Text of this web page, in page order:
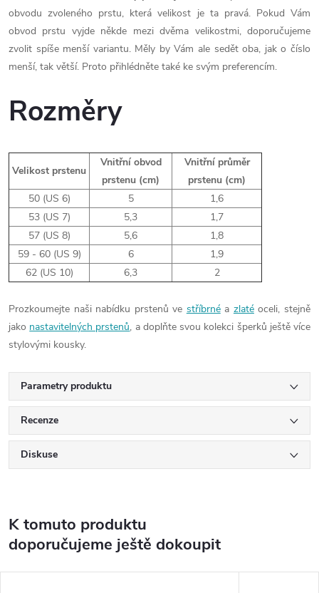
obvodu zvoleného prstu, která velikost je ta pravá. Pokud Vám
obvod prstu vyjde někde mezi dvěma velikostmi, doporučujeme
zvolit spíše menší variantu. Měly by Vám ale sedět oba, jak o číslo
menší, tak větší. Proto přihlédněte také ke svým preferencím.
Rozměry
Velikost prstenu
Vnitřní obvod
prstenu (cm)
Vnitřní průměr
prstenu (cm)
50 (US 6)
5
1,6
53 (US 7)
5,3
1,7
57 (US 8)
5,6
1,8
59 - 60 (US 9)
6
1,9
62 (US 10)
6,3 2
Prozkoumejte naši nabídku prstenů ve stříbrnéa zlatéoceli, stejně
jako nastavitelných prstenů, a doplňte svou kolekci šperků ještě více
stylovými kousky.
Parametry produktu
Recenze
Diskuse
K tomuto produktu
doporučujeme ještě dokoupit